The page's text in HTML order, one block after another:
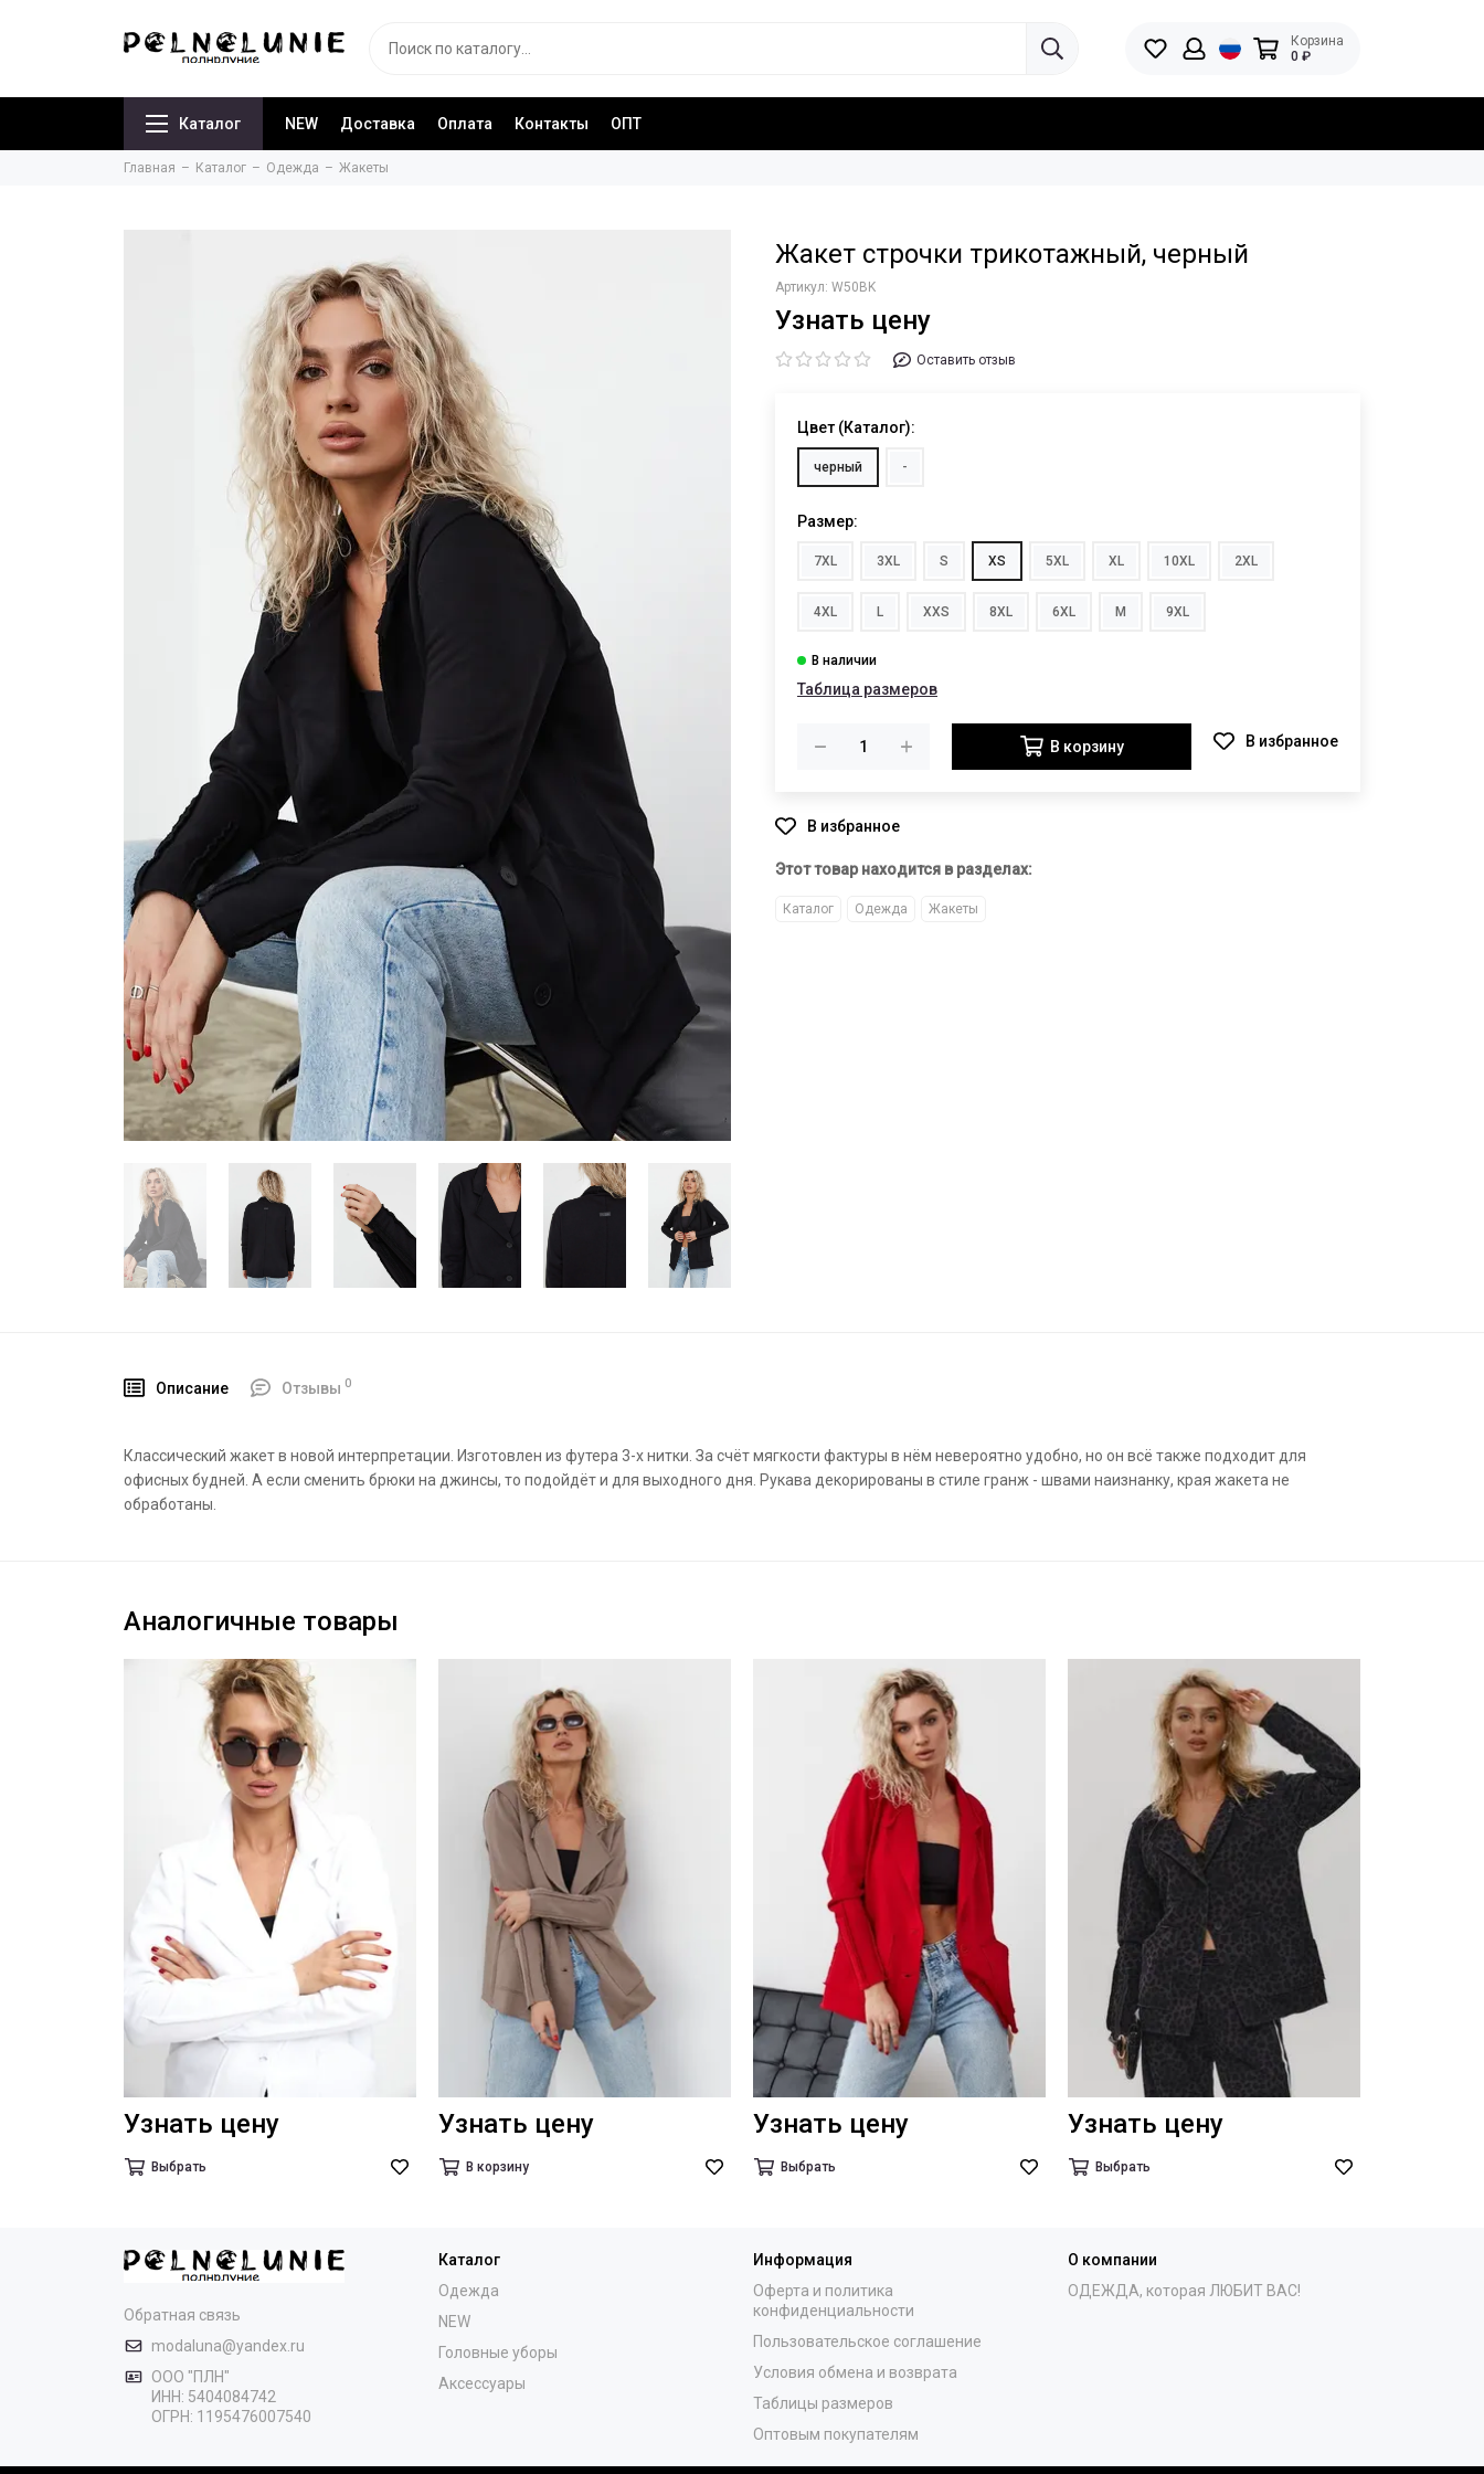
Корзина
0 ₽
Каталог NEW Доставка Оплата Контакты ОПТ
Главная Каталог Одежда Жакеты
Жакет строчки трикотажный, черный
Артикул: W50BK
Узнать цену
Оставить отзыв
Цвет (Каталог):
черный -
Размер:
7XL 3XL S XS 5XL XL 10XL 2XL
4XL L XXS 8XL 6XL M 9XL
Таблица размеров
В корзину
Этот товар находится в разделах:
Каталог Одежда Жакеты
Описание Отзывы 0
Классический жакет в новой интерпретации. Изготовлен из футера 3-х нитки. За счёт мягкости фактуры в нём невероятно удобно, но он всё также подходит для
офисных будней. А если сменить брюки на джинсы, то подойдёт и для выходного дня. Рукава декорированы в стиле гранж - швами наизнанку, края жакета не
обработаны.
Аналогичные товары
Узнать цену
Выбрать
Узнать цену
В корзину
Узнать цену
Выбрать
Узнать цену
Выбрать
Обратная связь
modaluna@yandex.ru
ООО "ПЛН"
ИНН: 5404084742
ОГРН: 1195476007540
Каталог
Одежда
NEW
Головные уборы
Аксессуары
Информация
Оферта и политика
конфиденциальности
Пользовательское соглашение
Условия обмена и возврата
Таблицы размеров
Оптовым покупателям
О компании
ОДЕЖДА, которая ЛЮБИТ ВАС!